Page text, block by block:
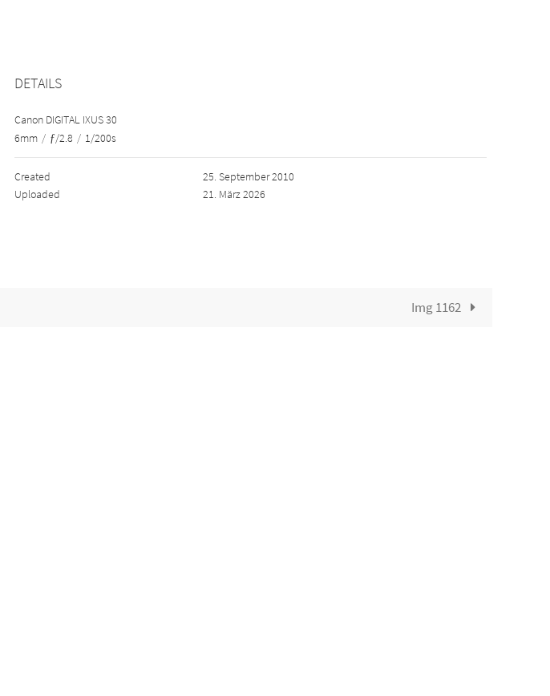
DETAILS
Canon DIGITAL IXUS 30
6mm / ƒ/2.8 / 1/200s
Created
25. September 2010
Uploaded
21. März 2026
Img 1162